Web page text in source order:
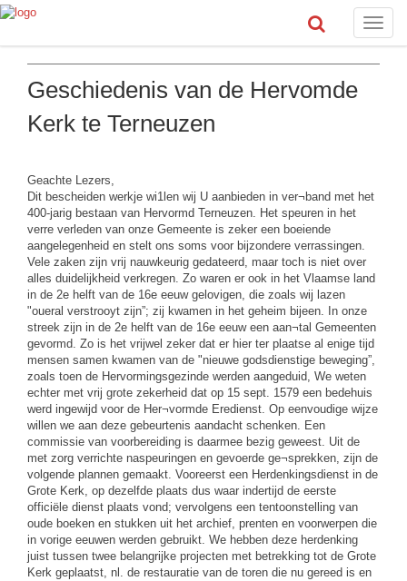
Toggle
Geschiedenis van de Hervomde
Kerk te Terneuzen
Geachte Lezers,
Dit bescheiden werkje wi1len wij U aanbieden in ver¬band met het
400-jarig bestaan van Hervormd Terneuzen. Het speuren in het
verre verleden van onze Gemeente is zeker een boeiende
aangelegenheid en stelt ons soms voor bijzondere verrassingen.
Vele zaken zijn vrij nauwkeurig gedateerd, maar toch is niet over
alles duidelijkheid verkregen. Zo waren er ook in het Vlaamse land
in de 2e helft van de 16e eeuw gelovigen, die zoals wij lazen
"oueral verstrooyt zijn”; zij kwamen in het geheim bijeen. In onze
streek zijn in de 2e helft van de 16e eeuw een aan¬tal Gemeenten
gevormd. Zo is het vrijwel zeker dat er hier ter plaatse al enige tijd
mensen samen kwamen van de "nieuwe godsdienstige beweging”,
zoals toen de Hervormingsgezinde werden aangeduid, We weten
echter met vrij grote zekerheid dat op 15 sept. 1579 een bedehuis
werd ingewijd voor de Her¬vormde Eredienst. Op eenvoudige wijze
willen we aan deze gebeurtenis aandacht schenken. Een
commissie van voorbereiding is daarmee bezig geweest. Uit de
met zorg verrichte naspeuringen en gevoerde ge¬sprekken, zijn de
volgende plannen gemaakt. Vooreerst een Herdenkingsdienst in de
Grote Kerk, op dezelfde plaats dus waar indertijd de eerste
officiële dienst plaats vond; vervolgens een tentoonstelling van
oude boeken en stukken uit het archief, prenten en voorwerpen die
in vorige eeuwen werden gebruikt. We hebben deze herdenking
juist tussen twee belangrijke projecten met betrekking tot de Grote
Kerk geplaatst, nl. de restauratie van de toren die nu gereed is en